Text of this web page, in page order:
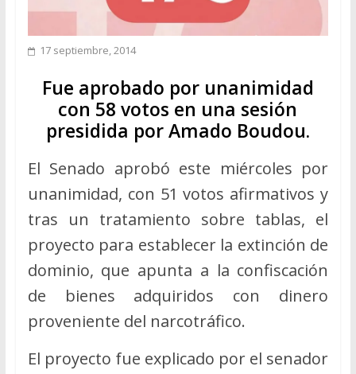
17 septiembre, 2014
Fue aprobado por unanimidad
con 58 votos en una sesión
presidida por Amado Boudou.
El Senado aprobó este miércoles por
unanimidad, con 51 votos afirmativos y
tras un tratamiento sobre tablas, el
proyecto para establecer la extinción de
dominio, que apunta a la confiscación
de bienes adquiridos con dinero
proveniente del narcotráfico.
El proyecto fue explicado por el senador